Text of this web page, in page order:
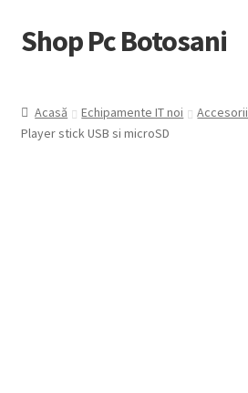
Sari
la
Sari
la
Shop Pc Botosani
Contul Meu
Acasă Echipamente IT noi Accesorii
Player stick USB si microSD